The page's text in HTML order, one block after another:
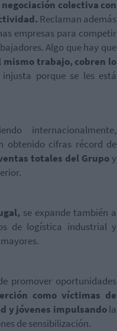
negociación colectiva con
Reclaman además
empresas para competir
Algo que hay que
trabajo, cobren lo
porque se les está
internacionalmente,
obtenido cifras récord de
totales del Grupoy
se expande también a
de logística industrial y
promover oportunidades
como víctimas de
y jóvenes impulsandola
de sensibilización.